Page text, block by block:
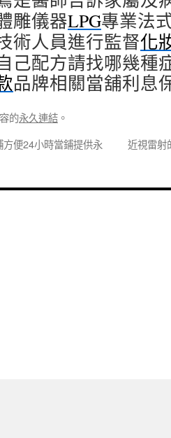
雕儀器LPG專業法
術人員進行監督化
己配方請找哪幾種
品牌相關當舖利息
的永久連結 。
便24小時當鋪提供永
近視雷射